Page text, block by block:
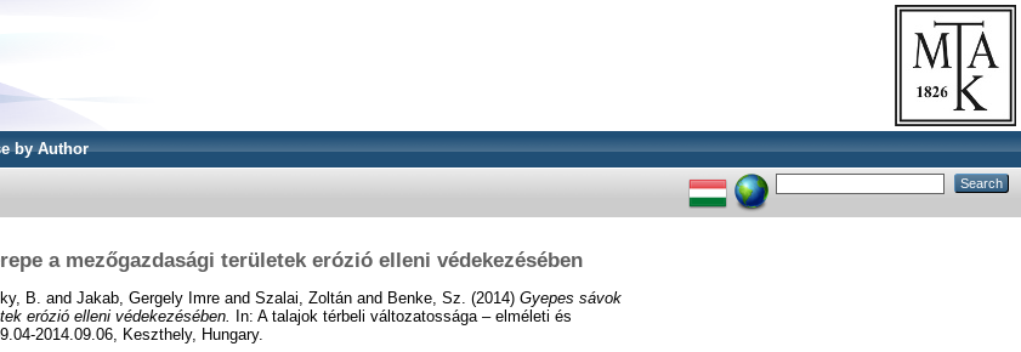
by Author
a mezőgazdasági területek erózió elleni védekezésében
B. and Jakab, Gergely Imre and Szalai, Zoltán and Benke, Sz. (2014) Gyepes sávok
erózió elleni védekezésében.
In: A talajok térbeli változatossága – elméleti és
2014.09.06, Keszthely, Hungary.